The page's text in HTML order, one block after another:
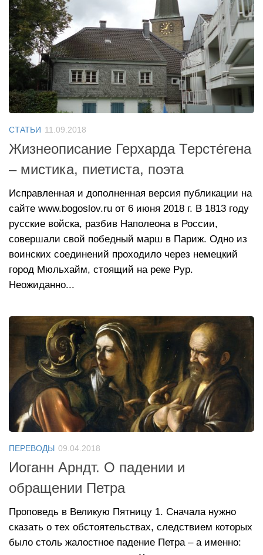
СТАТЬИ 11.09.2018
Жизнеописание Герхарда Терсте́гена
– мистика, пиетиста, поэта
Исправленная и дополненная версия публикации на
сайте www.bogoslov.ru от 6 июня 2018 г. В 1813 году
русские войска, разбив Наполеона в России,
совершали свой победный марш в Париж. Одно из
воинских соединений проходило через немецкий
город Мюльхайм, стоящий на реке Рур.
Неожиданно...
ПЕРЕВОДЫ 09.04.2018
Иоганн Арндт. О падении и
обращении Петра
Проповедь в Великую Пятницу 1. Сначала нужно
сказать о тех обстоятельствах, следствием которых
было столь жалостное падение Петра – а именно: